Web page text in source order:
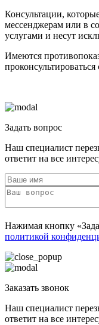
Консультации,
мессенджерам или в
услугами и несут
Имеются
Задать вопрос
Наш специалист
ответит на все
Нажимая кнопку
политикой
Заказать звонок
Наш специалист
ответит на все